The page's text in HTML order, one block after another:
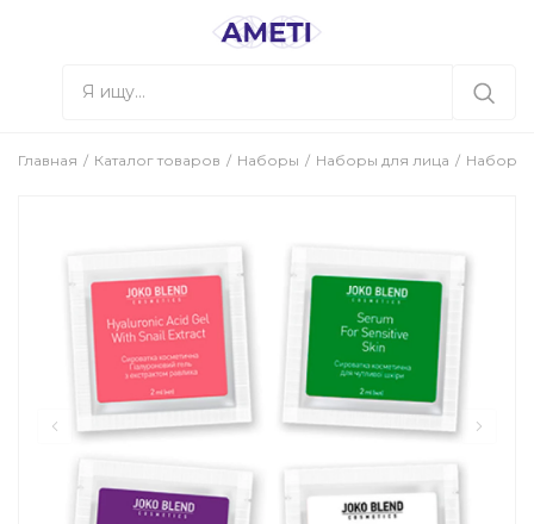
Главная Каталог товаров Наборы Наборы для лица Набор